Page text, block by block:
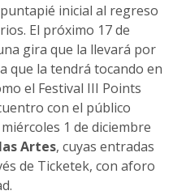
inicial al regreso
El próximo 17 de
gira que la llevará por
que la tendrá tocando en
el Festival III Points
con el público
1 de diciembre
Artes, cuyas entradas
de Ticketek, con aforo